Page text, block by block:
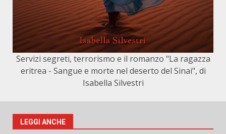
Servizi segreti, terrorismo e il romanzo "La ragazza
eritrea - Sangue e morte nel deserto del Sinai", di
Isabella Silvestri
LEGGI ANCHE